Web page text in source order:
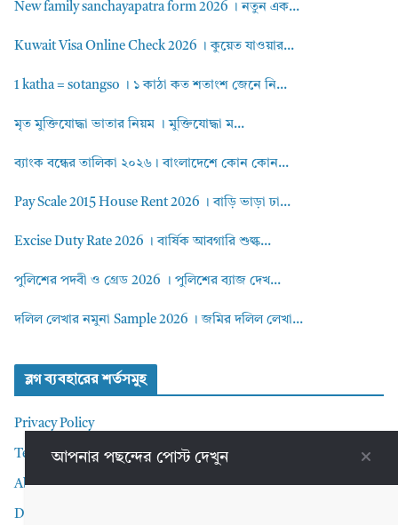
New family sanchayapatra form 2026 । নতুন এক...
Kuwait Visa Online Check 2026 । কুয়েত যাওয়ার...
1 katha = sotangso । ১ কাঠা কত শতাংশ জেনে নি...
মৃত মুক্তিযোদ্ধা ভাতার নিয়ম । মুক্তিযোদ্ধা ম...
ব্যাংক বন্ধের তালিকা ২০২৬। বাংলাদেশে কোন কোন...
Pay Scale 2015 House Rent 2026 । বাড়ি ভাড়া ঢা...
Excise Duty Rate 2026 । বার্ষিক আবগারি শুল্ক...
পুলিশের পদবী ও গ্রেড 2026 । পুলিশের ব্যাজ দেখ...
দলিল লেখার নমুনা Sample 2026 । জমির দলিল লেখা...
ব্লগ ব্যবহারের শর্তসমুহ
Privacy Policy
Terms and Conditions
About me
Disclaimer
আপনার পছন্দের পোস্ট দেখুন